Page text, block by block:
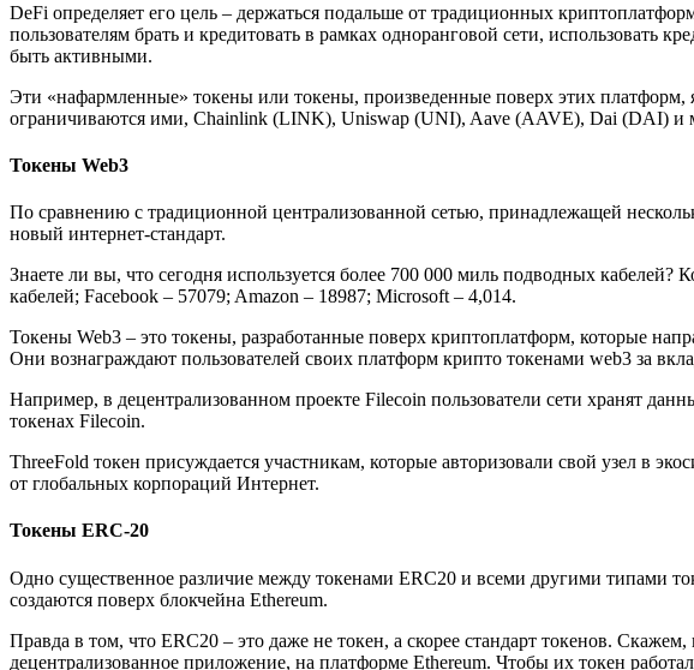
DeFi определяет его цель – держаться подальше от традиционных
пользователям брать и кредитовать в рамках одноранговой сети, использовать
быть активными.
Эти «нафармленные» токены или токены, произведенные поверх этих
ограничиваются ими, Chainlink (LINK), Uniswap (UNI), Aave (AAVE), Dai (DAI) и
Токены Web3
По сравнению с традиционной централизованной сетью, принадлежащей
новый интернет-стандарт.
Знаете ли вы, что сегодня используется более 700 000 миль подводных кабелей?
кабелей; Facebook – 57079; Amazon – 18987; Microsoft – 4,014.
Токены Web3 – это токены, разработанные поверх криптоплатформ, которые
Они вознаграждают пользователей своих платформ крипто токенами web3 за
Например, в децентрализованном проекте Filecoin пользователи сети хранят
токенах Filecoin.
ThreeFold токен присуждается участникам, которые авторизовали свой узел в
от глобальных корпораций Интернет.
Токены ERC-20
Одно существенное различие между токенами ERC20 и всеми другими типами
создаются поверх блокчейна Ethereum.
Правда в том, что ERC20 – это даже не токен, а скорее стандарт токенов.
децентрализованное приложение, на платформе Ethereum. Чтобы их токен